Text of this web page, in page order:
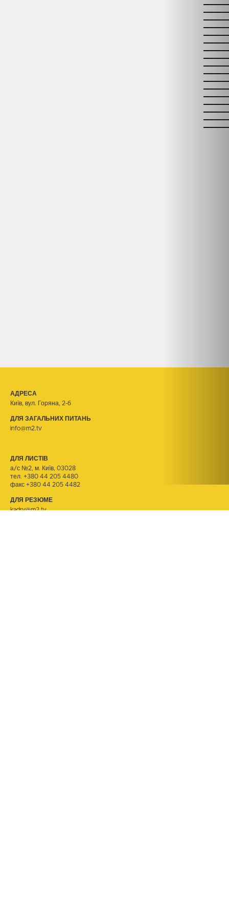
АДРЕСА
Київ, вул. Горяна, 2-б
ДЛЯ ЗАГАЛЬНИХ ПИТАНЬ
info@m2.tv
ДЛЯ ЛИСТІВ
а/с №2, м. Київ, 03028
тел. +380 44 205 4480
факс +380 44 205 4482
ДЛЯ РЕЗЮМЕ
kadry@m2.tv